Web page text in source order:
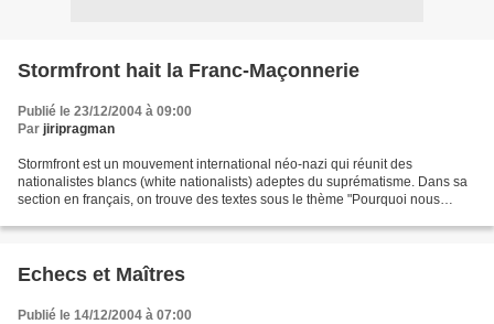
Stormfront hait la Franc-Maçonnerie
Publié le 23/12/2004 à 09:00
Par jiripragman
Stormfront est un mouvement international néo-nazi qui réunit des
nationalistes blancs (white nationalists) adeptes du suprématisme. Dans sa
section en français, on trouve des textes sous le thème "Pourquoi nous
Echecs et Maîtres
Publié le 14/12/2004 à 07:00